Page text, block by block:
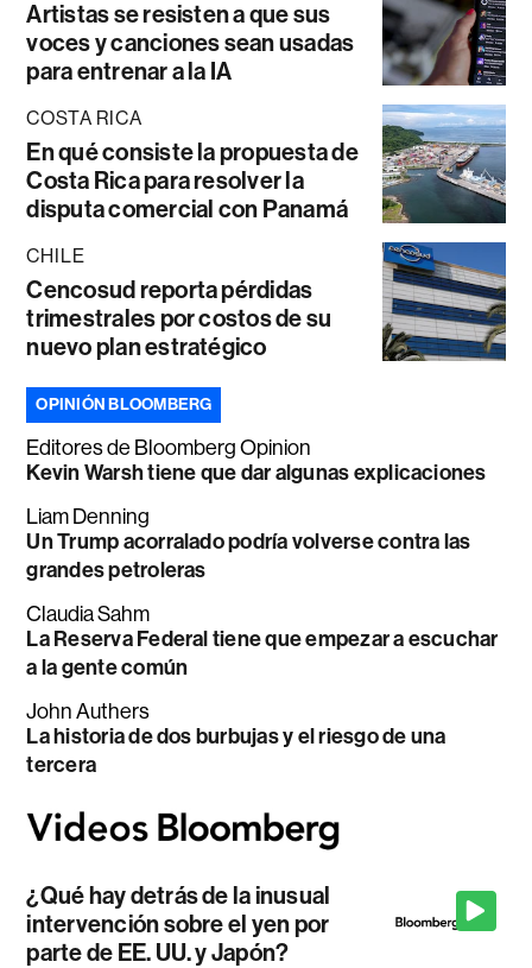
Artistas se resisten a que sus
voces y canciones sean usadas
para entrenar a la IA
COSTA RICA
En qué consiste la propuesta de
Costa Rica para resolver la
disputa comercial con Panamá
CHILE
Cencosud reporta pérdidas
trimestrales por costos de su
nuevo plan estratégico
OPINIÓN BLOOMBERG
Editores de Bloomberg Opinion
Kevin Warsh tiene que dar algunas explicaciones
Liam Denning
Un Trump acorralado podría volverse contra las
grandes petroleras
Claudia Sahm
La Reserva Federal tiene que empezar a escuchar
a la gente común
John Authers
La historia de dos burbujas y el riesgo de una
tercera
¿Qué hay detrás de la inusual
intervención sobre el yen por
parte de EE. UU. y Japón?